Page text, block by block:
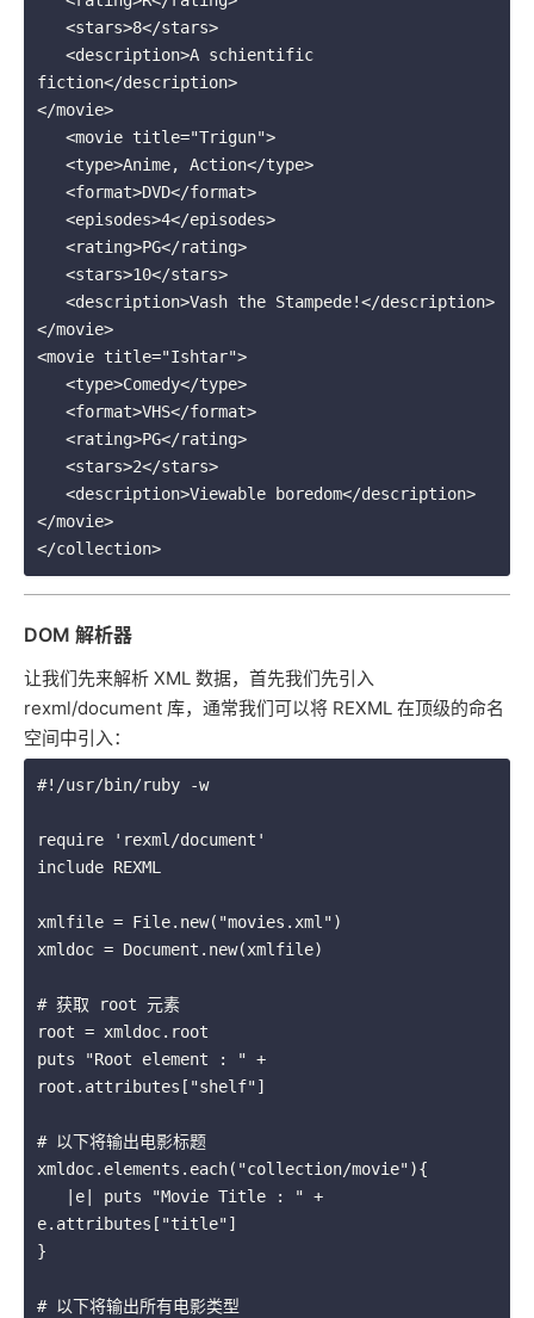
fiction</description>
</movie>
</movie>
<movie title="Ishtar">
</movie>
DOM 解析器
让我们先来解析 XML 数据，首先我们先引入
rexml/document 库，通常我们可以将 REXML 在顶级的命名
空间中引入：
#!/usr/bin/ruby -w
require 'rexml/document'
include REXML
xmlfile = File.new("movies.xml")
xmldoc = Document.new(xmlfile)
# 获取 root 元素
root = xmldoc.root
puts "Root element : " +
root.attributes["shelf"]
# 以下将输出电影标题
xmldoc.elements.each("collection/movie"){
e.attributes["title"]
}
# 以下将输出所有电影类型